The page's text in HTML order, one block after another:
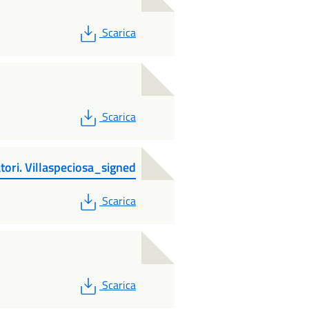
PDF
Scarica
PDF
Scarica
Villaspeciosa_signed
PDF
Scarica
PDF
Scarica